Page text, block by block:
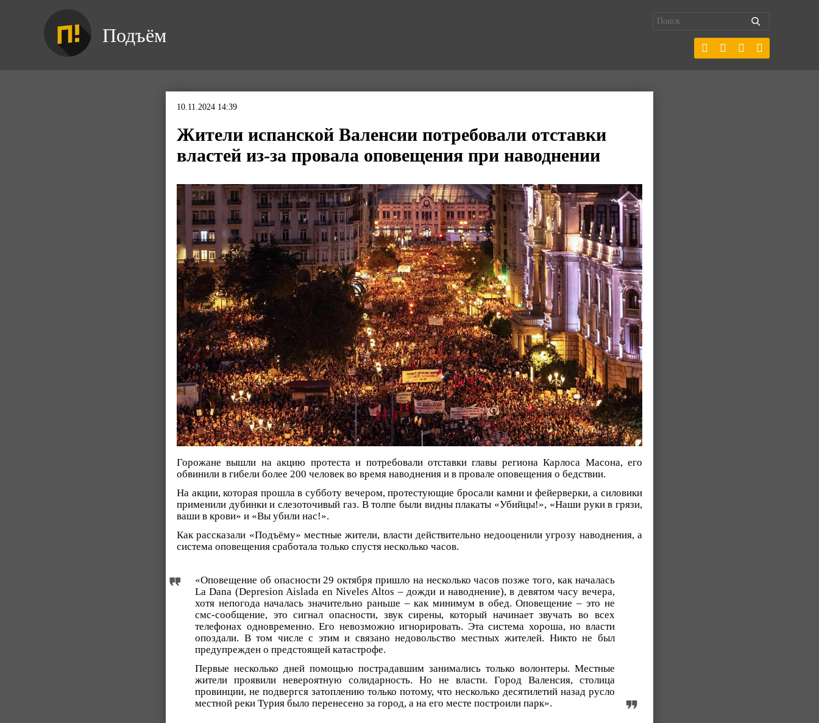
Подъём
10.11.2024 14:39
Жители испанской Валенсии потребовали отставки
властей из-за провала оповещения при наводнении
Горожане вышли на акцию протеста и потребовали отставки главы региона Карлоса Масона, его
обвинили в гибели более 200 человек во время наводнения и в провале оповещения о бедствии.
На акции, которая прошла в субботу вечером, протестующие бросали камни и фейерверки, а силовики
применили дубинки и слезоточивый газ. В толпе были видны плакаты «Убийцы!», «Наши руки в грязи,
ваши в крови» и «Вы убили нас!».
Как рассказали «Подъёму» местные жители, власти действительно недооценили угрозу наводнения, а
система оповещения сработала только спустя несколько часов.
«Оповещение об опасности 29 октября пришло на несколько часов позже того, как началась
La Dana (Depresion Aislada en Niveles Altos – дожди и наводнение), в девятом часу вечера,
хотя непогода началась значительно раньше – как минимум в обед. Оповещение – это не
смс-сообщение, это сигнал опасности, звук сирены, который начинает звучать во всех
телефонах одновременно. Его невозможно игнорировать. Эта система хороша, но власти
опоздали. В том числе с этим и связано недовольство местных жителей. Никто не был
предупрежден о предстоящей катастрофе.
Первые несколько дней помощью пострадавшим занимались только волонтеры. Местные
жители проявили невероятную солидарность. Но не власти. Город Валенсия, столица
провинции, не подвергся затоплению только потому, что несколько десятилетий назад русло
местной реки Турия было перенесено за город, а на его месте построили парк».